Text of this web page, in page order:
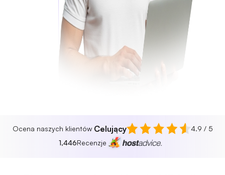
Ocena naszych klientów Celujący
4.9 / 5
1,446Recenzje